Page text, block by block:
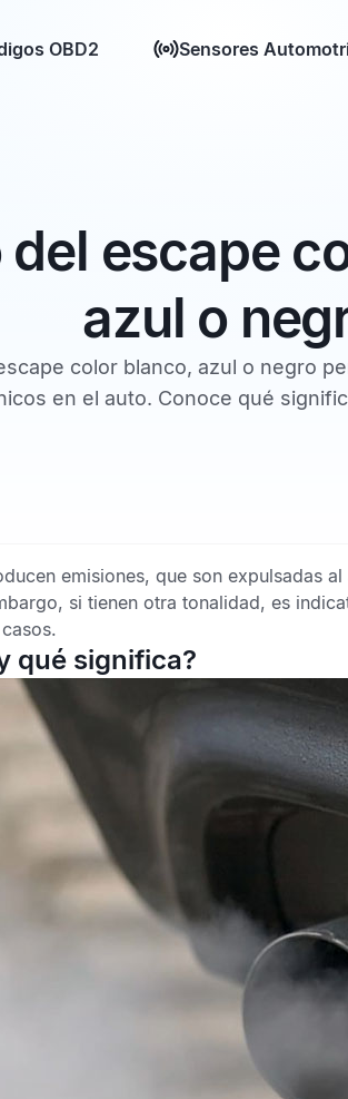
OBD2 Sensores
del escape
azul o
color blanco, azul o negro
en el auto. Conoce qué
emisiones, que son expulsadas
si tienen otra tonalidad, es
qué significa?